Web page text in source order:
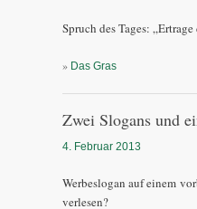
Spruch des Tages:
» Das Gras
Zwei Slogans und
4. Februar 2013
Werbeslogan auf einem
verlesen?